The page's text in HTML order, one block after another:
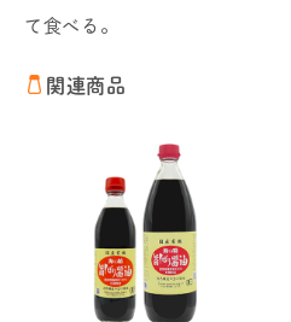
て食べる。
関連商品